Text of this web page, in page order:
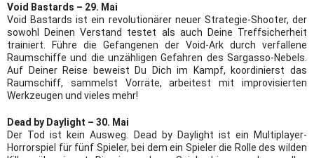
Void Bastards – 29. Mai
Void Bastards ist ein revolutionärer neuer Strategie-Shooter, der
sowohl Deinen Verstand testet als auch Deine Treffsicherheit
trainiert. Führe die Gefangenen der Void-Ark durch verfallene
Raumschiffe und die unzähligen Gefahren des Sargasso-Nebels.
Auf Deiner Reise beweist Du Dich im Kampf, koordinierst das
Raumschiff, sammelst Vorräte, arbeitest mit improvisierten
Werkzeugen und vieles mehr!
Dead by Daylight – 30. Mai
Der Tod ist kein Ausweg. Dead by Daylight ist ein Multiplayer-
Horrorspiel für fünf Spieler, bei dem ein Spieler die Rolle des wilden